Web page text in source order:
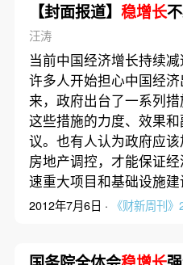
【封面报道】 稳增长
汪涛
当前中国经济增长持续减
许多人开始担心中国经济
来，政府出台了一系列措
这些措施的力度、效果
议。也有人认为政府应
房地产调控，才能保证
速重大项目和基础设施
2012年7月6日 · 《财新周刊